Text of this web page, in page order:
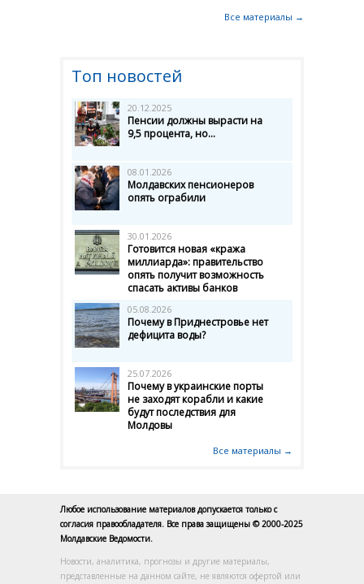
Все материалы →
Топ новостей
20.12.2025
Пенсии должны вырасти на
9,5 процента, но...
08.01.2026
Молдавских пенсионеров
опять ограбили
30.01.2026
Готовится новая «кража
миллиарда»: правительство
опять получит возможность
спасать активы банков
05.08.2026
Почему в Приднестровье нет
дефицита воды?
25.07.2026
Почему в украинские порты
не заходят корабли и какие
будут последствия для
Молдовы
Все материалы →
Любое использование материалов допускается только с
согласия правообладателя. Все права защищены © 2000-2025
Молдавские Ведомости.
Новости, аналитика, прогнозы и другие материалы,
представленные на данном сайте, не являются офертой или